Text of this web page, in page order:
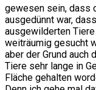
gewesen sein, dass
ausgedünnt war,
ausgewilderten
weiträumig gesucht
aber der Grund auch
Tiere sehr lange in
Fläche gehalten